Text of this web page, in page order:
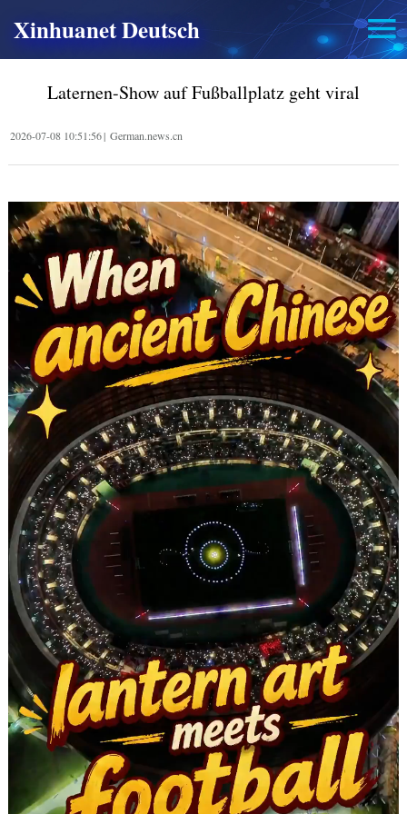
Xinhuanet Deutsch
Laternen-Show auf Fußballplatz geht viral
2026-07-08 10:51:56| German.news.cn